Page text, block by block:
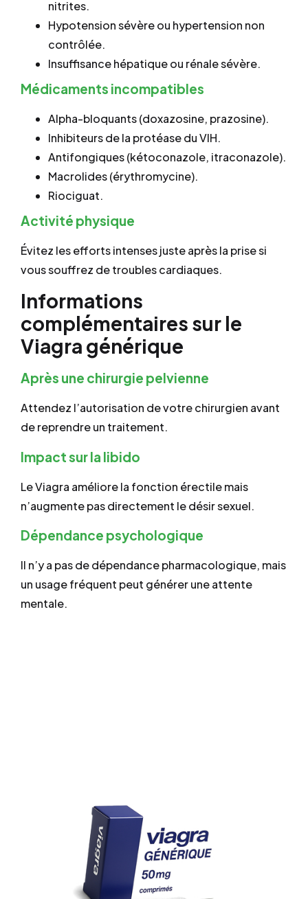
nitrites.
Hypotension sévère ou hypertension non
contrôlée.
Insuffisance hépatique ou rénale sévère.
Médicaments incompatibles
Alpha-bloquants (doxazosine, prazosine).
Inhibiteurs de la protéase du VIH.
Antifongiques (kétoconazole, itraconazole).
Macrolides (érythromycine).
Riociguat.
Activité physique
Évitez les efforts intenses juste après la prise si
vous souffrez de troubles cardiaques.
Informations
complémentaires sur le
Viagra générique
Après une chirurgie pelvienne
Attendez l’autorisation de votre chirurgien avant
de reprendre un traitement.
Impact sur la libido
Le Viagra améliore la fonction érectile mais
n’augmente pas directement le désir sexuel.
Dépendance psychologique
Il n’y a pas de dépendance pharmacologique, mais
un usage fréquent peut générer une attente
mentale.